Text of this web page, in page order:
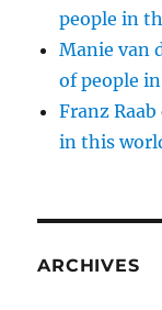
people in
Manie van
of people
Franz Raab
in this
ARCHIVES